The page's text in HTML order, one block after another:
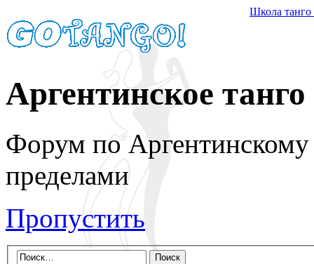
Школа танго
Аргентинское танго
Форум по Аргентинскому
пределами
Пропустить